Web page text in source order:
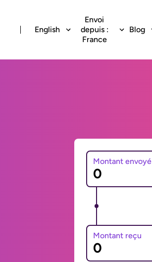
English
Envoi
depuis :
France
Blog
Montant envoyé
Montant reçu